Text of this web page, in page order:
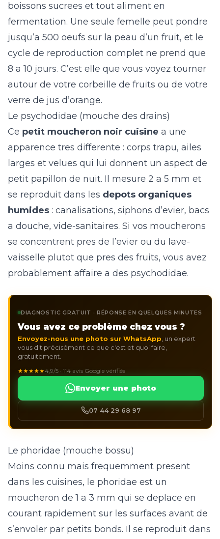
boissons sucrees et tout aliment en
fermentation. Une seule femelle peut pondre
jusqu’a 500 oeufs sur la peau d’un fruit, et le
cycle de reproduction complet ne prend que
8 a 10 jours. C’est elle que vous voyez tourner
autour de votre corbeille de fruits ou de votre
verre de jus d’orange.
Le psychodidae (mouche des drains)
Ce petit moucheron noir cuisine a une
apparence tres differente : corps trapu, ailes
larges et velues qui lui donnent un aspect de
petit papillon de nuit. Il mesure 2 a 5 mm et
se reproduit dans les depots organiques
humides : canalisations, siphons d’evier, bacs
a douche, vide-sanitaires. Si vos moucherons
se concentrent pres de l’evier ou du lave-
vaisselle plutot que pres des fruits, vous avez
probablement affaire a des psychodidae.
DIAGNOSTIC GRATUIT · RÉPONSE EN QUELQUES MINUTES
Vous avez ce problème chez vous ?
Envoyez-nous une photo sur WhatsApp , un expert
vous dit précisément ce que c'est et quoi faire,
gratuitement.
★★★★★4,9/5 · 114 avis Google vérifiés
Envoyer une photo
07 44 29 68 97
Le phoridae (mouche bossu)
Moins connu mais frequemment present
dans les cuisines, le phoridae est un
moucheron de 1 a 3 mm qui se deplace en
courant rapidement sur les surfaces avant de
s’envoler par petits bonds. Il se reproduit dans